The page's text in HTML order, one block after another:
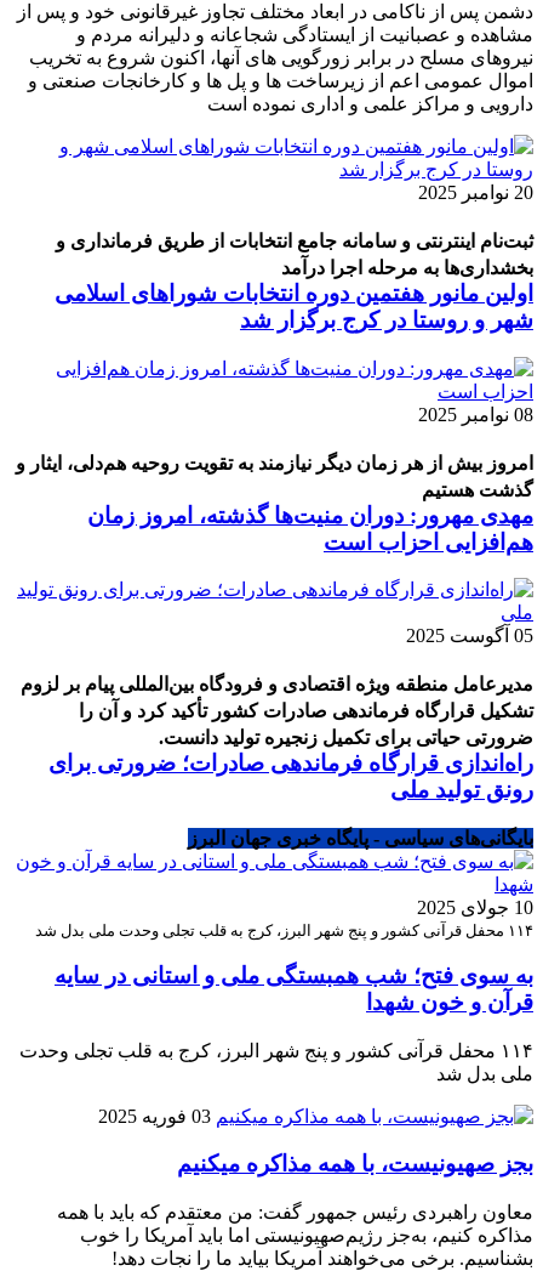
دشمن پس از ناکامی در ابعاد مختلف تجاوز غیرقانونی خود و پس از
مشاهده و عصبانیت از ایستادگی شجاعانه و دلیرانه مردم و
نیروهای مسلح در برابر زورگویی های آنها، اکنون شروع به تخریب
اموال عمومی اعم از زیرساخت ها و پل ها و کارخانجات صنعتی و
دارویی و مراکز علمی و اداری نموده است
20 نوامبر 2025
ثبت‌نام اینترنتی و سامانه جامع انتخابات از طریق فرمانداری و
بخشداری‌ها به مرحله اجرا درآمد
اولین مانور هفتمین دوره انتخابات شوراهای اسلامی
شهر و روستا در کرج برگزار شد
08 نوامبر 2025
امروز بیش از هر زمان دیگر نیازمند به تقویت روحیه هم‌دلی، ایثار و
گذشت هستیم
مهدی مهرور: دوران منیت‌ها گذشته، امروز زمان
هم‌افزایی احزاب است
05 آگوست 2025
مدیرعامل منطقه ویژه اقتصادی و فرودگاه بین‌المللی پیام بر لزوم
تشکیل قرارگاه فرماندهی صادرات کشور تأکید کرد و آن را
ضرورتی حیاتی برای تکمیل زنجیره تولید دانست.
راه‌اندازی قرارگاه فرماندهی صادرات؛ ضرورتی برای
رونق تولید ملی
بایگانی‌های سیاسی - پایگاه خبری جهان البرز
10 جولای 2025
۱۱۴ محفل قرآنی کشور و پنج شهر البرز، کرج به قلب تجلی وحدت ملی بدل شد
به سوی فتح؛ شب همبستگی ملی و استانی در سایه
قرآن و خون شهدا
۱۱۴ محفل قرآنی کشور و پنج شهر البرز، کرج به قلب تجلی وحدت
ملی بدل شد
03 فوریه 2025
بجز صهیونیست، با همه مذاکره میکنیم
معاون راهبردی رئیس جمهور گفت: من معتقدم که باید با همه
مذاکره‌ کنیم، به‌جز رژیم‌صهیونیستی اما باید آمریکا را خوب
بشناسیم. برخی می‌خواهند آمریکا بیاید ما را نجات دهد!